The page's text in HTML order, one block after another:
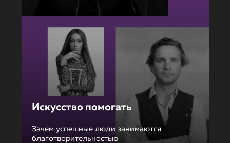
Искусство помогать
Зачем успешные люди занимаются
благотворительностью